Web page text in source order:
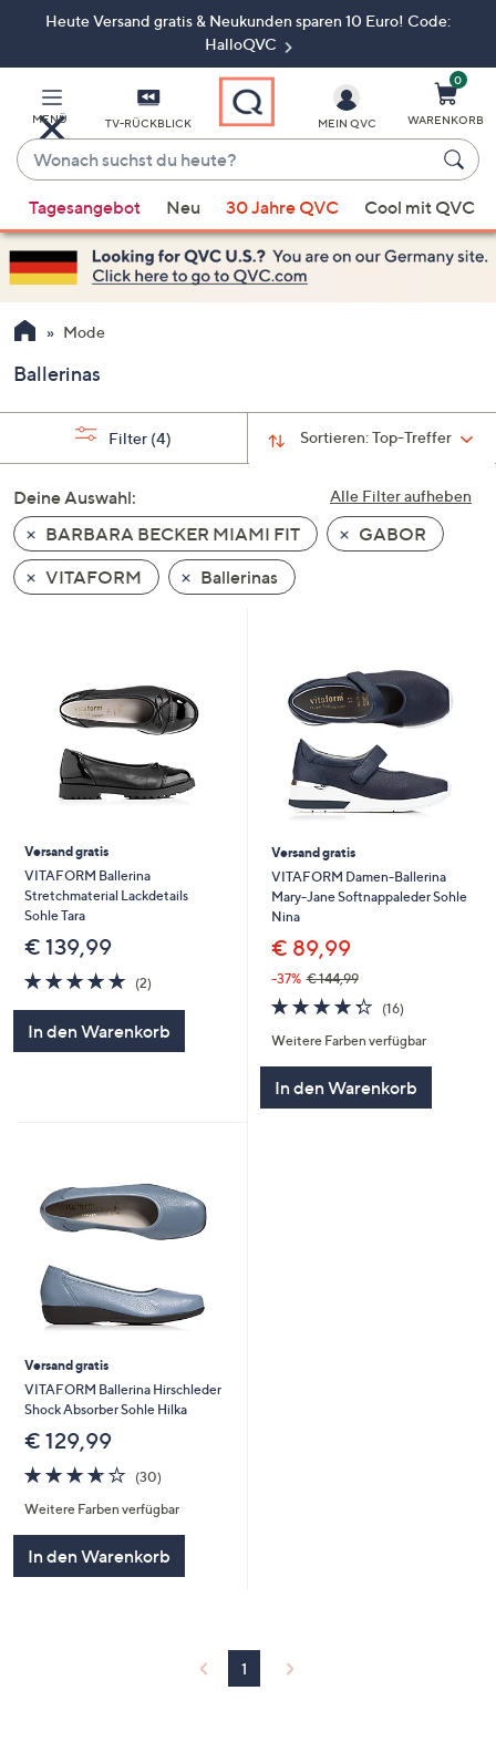
ZumHeute Versand gratis & Neukunden sparen 10 Euro! Code:
HalloQVC
MENÜ TV-RÜCKBLICK
Wonach
suchst
du
heute?
Vorschläge
verfügbar
sind,
verwenden
Sie
Pfeiltasten
nach
und
nach
unten
oder
wischen
Sie
rechts,
anzuzeigen.
MEIN QVC
0
WARENKORB
Tagesangebot Neu 30 Jahre QVC Cool mit QVC
Mode
Ballerinas
Sortieren:Top-Treffer
Filter (4)
Alle Filter aufheben
Deine Auswahl:
BARBARA BECKER MIAMI FIT
GABOR
VITAFORM
Ballerinas
Versand gratis
VITAFORM Ballerina
Stretchmaterial Lackdetails
Sohle Tara
€ 139,99
5.0
von
(2)2
In den Warenkorb
Versand gratis
VITAFORM Damen-Ballerina
Mary-Jane Softnappaleder Sohle
Nina
€ 89,99
-37% € 144,99
4.3
von
5
(16)16
Weitere Farben verfügbar
In den Warenkorb
Versand gratis
VITAFORM Ballerina Hirschleder
Shock Absorber Sohle Hilka
€ 129,99
3.6
von
5
(30)30
Weitere Farben verfügbar
In den Warenkorb
1